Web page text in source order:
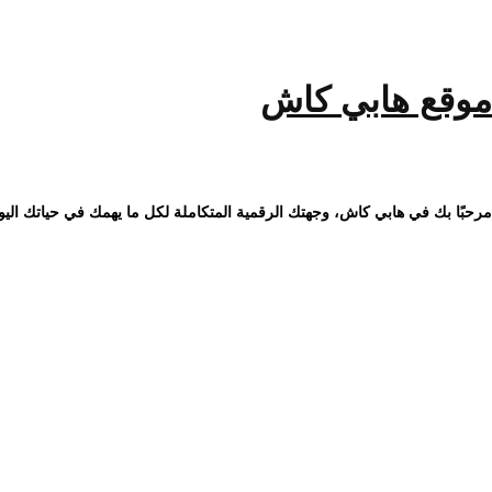
موقع هابي كاش
مرحبًا بك في هابي كاش، وجهتك الرقمية المتكاملة لكل ما يهمك في حياتك